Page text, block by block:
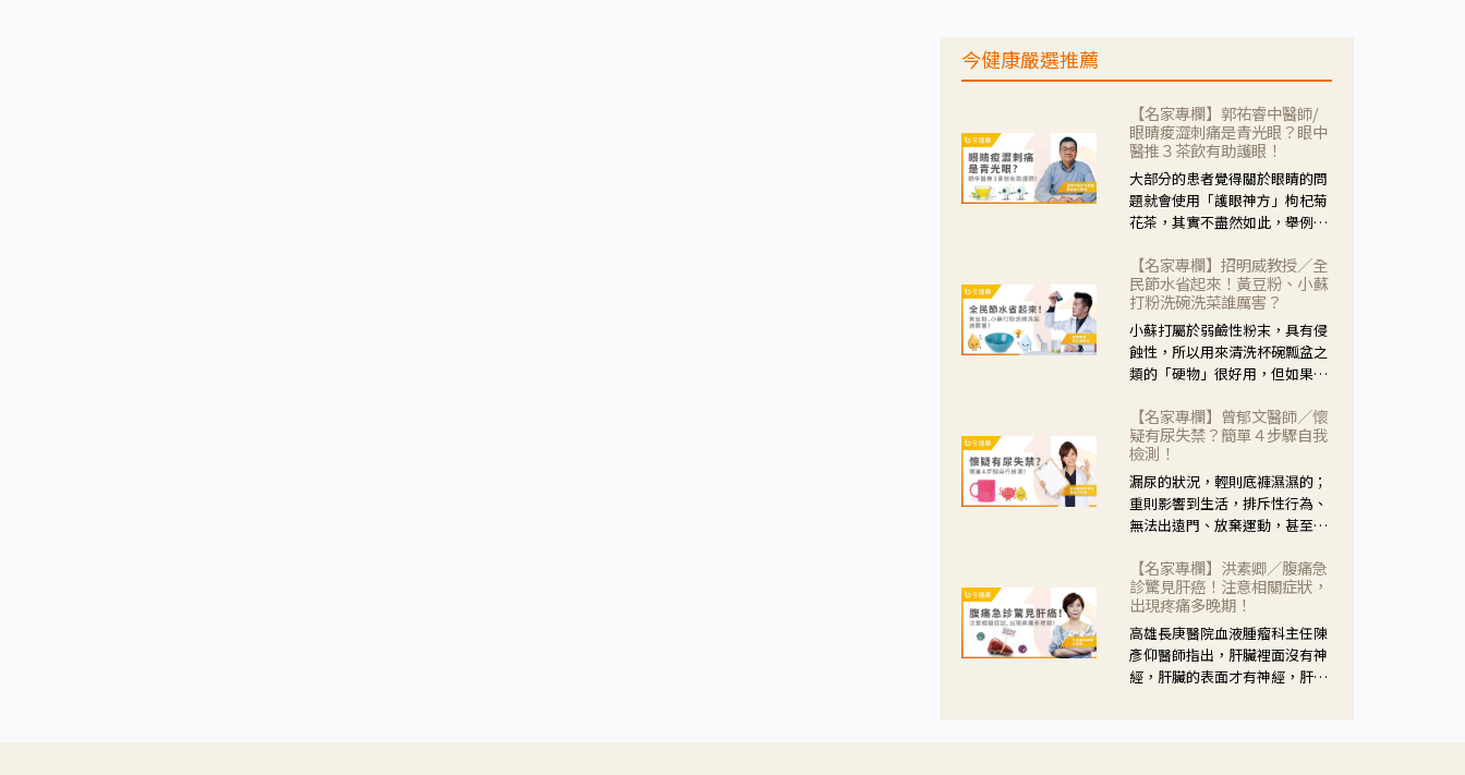
生活挑戰。
今健康嚴選推薦
【名家專欄】郭祐睿中醫師/
眼睛痠澀刺痛是青光眼？眼中
醫推３茶飲有助護眼！
大部分的患者覺得關於眼睛的問
題就會使用「護眼神方」枸杞菊
花茶，其實不盡然如此，舉例來
紅、眼睛痛、眼屎多而且顏色
黃，當然就可以使用枸杞菊花
茶，但是枸杞的劑量要少，菊花
的劑量要多；若是有以上症狀以
外，眼睛還會有灼熱感，眼屎多
到會「牽絲」，也就是水樣分泌
了，這時候就要使用菊花、金銀
花來治療；假如單純的眼睛乾
澀，結膜沒有紅，眼睛周圍沒有
眼屎，這種情況是屬於「陰
虛」，就可以使用枸杞、蓮藕、
麥門冬、山藥等比較滋潤的藥
【名家專欄】招明威教授／全
民節水省起來！黃豆粉、小蘇
打粉洗碗洗菜誰厲害？
小蘇打屬於弱鹼性粉末，具有侵
蝕性，所以用來清洗杯碗瓢盆之
類的「硬物」很好用，但如果用
特別注意用法用量，使用過多或
是浸泡太久，容易腐蝕蔬菜的纖
維，讓菜軟掉不清脆。
【名家專欄】曾郁文醫師／懷
疑有尿失禁？簡單４步驟自我
檢測！
漏尿的狀況，輕則底褲濕濕的；
重則影響到生活，排斥性行為、
無法出遠門、放棄運動，甚至怕
禁」的症狀，長期下來不敢與朋
友往來，低潮陰霾造成憂鬱症。
【名家專欄】洪素卿／腹痛急
診驚見肝癌！注意相關症狀，
出現疼痛多晚期！
高雄長庚醫院血液腫瘤科主任陳
彥仰醫師指出，肝臟裡面沒有神
經，肝臟的表面才有神經，肝臟